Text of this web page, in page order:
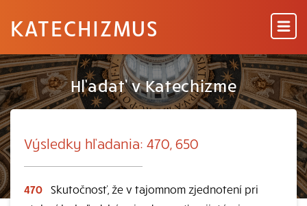
KATECHIZMUS
Hľadať v Katechizme
Výsledky hľadania: 470, 650
470 Skutočnosť, že v tajomnom zjednotení pri